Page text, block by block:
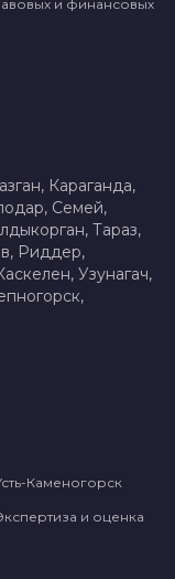
и финансовых
Караганда,
Семей,
Тараз,
Риддер,
Узунагач,
Каменогорск
и оценка